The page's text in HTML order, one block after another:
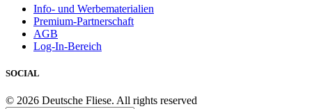
Info- und Werbematerialien
Premium-Partnerschaft
AGB
Log-In-Bereich
SOCIAL
© 2026 Deutsche Fliese. All rights reserved